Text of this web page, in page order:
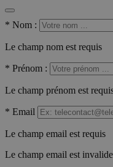
* Nom :
Le champ nom est requis
* Prénom :
Le champ prénom est
* Email
Le champ email est requis
Le champ email est invalide